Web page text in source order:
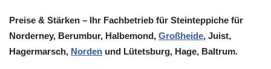
Preise & Stärken – Ihr Fachbetrieb für Steinteppiche für
Norderney, Berumbur, Halbemond, Großheide, Juist,
Hagermarsch, Norden und Lütetsburg, Hage, Baltrum.